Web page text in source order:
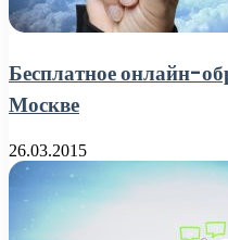
Бесплатное онлайн-
Москве
26.03.2015